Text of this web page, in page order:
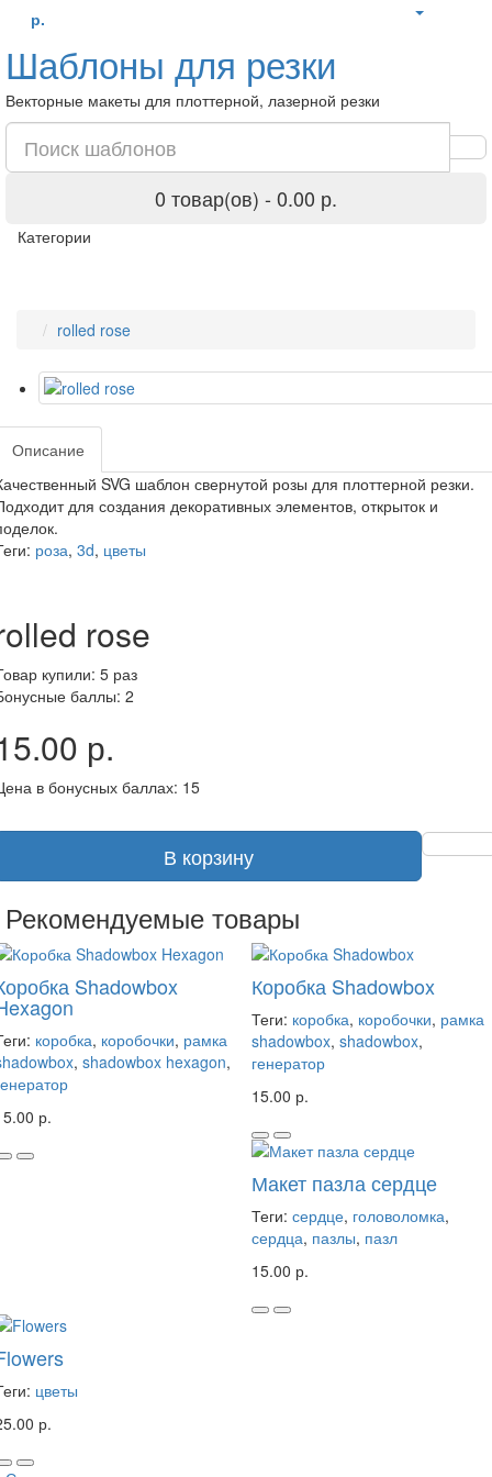
р.
Шаблоны для резки
Векторные макеты для плоттерной, лазерной резки
0 товар(ов) - 0.00 р.
Категории
rolled rose
Описание
SVG шаблон свернутой розы для плоттерной резки.
для создания декоративных элементов, открыток и
роза, 3d, цветы
rose
купили: 5 раз
баллы: 2
р.
в бонусных баллах: 15
В корзину
Рекомендуемые товары
Shadowbox
коробка, коробочки, рамка
, shadowbox hexagon,
р.
Коробка Shadowbox
Теги: коробка, коробочки, рамка
shadowbox, shadowbox,
генератор
15.00 р.
Макет пазла сердце
Теги: сердце, головоломка,
сердца, пазлы, пазл
15.00 р.
цветы
р.